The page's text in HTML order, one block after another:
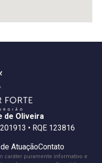
de Oliveira
• RQE 123816
AtuaçãoContato
caráter puramente informativo e